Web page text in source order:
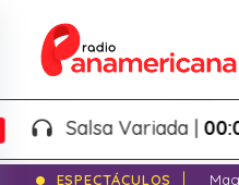
Salsa Variada |
ESPECTÁCULOS